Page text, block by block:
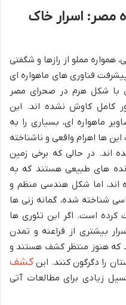
مصر: اسرار خاک
همواره مملو از رازها و شگفتی
فناوری های ماهواره ای
با شکل هرم در صحرای مصر
کامل کاوش نشده اند. این
ماهواره ای، بسیاری را به
ها اهرام واقعی و ناشناخته
اند. در حالی که برخی زمین
های طبیعی هستند که به
اما شکل هندسی منظم و
شناخته شده، گمانه زنی ها
کرده است. اگر این تئوری ها
بیشتری از فراعنه و تمدن
که هنوز منتظر کشف هستند و
را دگرگون کنند. اینکشف
زیادی برای مطالعات آتی